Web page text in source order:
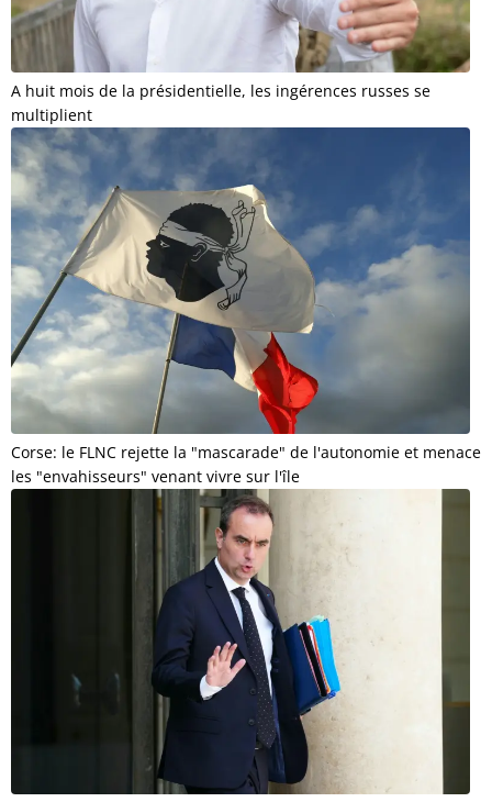
A huit mois de la présidentielle, les ingérences russes se
multiplient
Corse: le FLNC rejette la "mascarade" de l'autonomie et menace
les "envahisseurs" venant vivre sur l'île